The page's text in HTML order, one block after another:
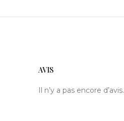
AVIS
Il n’y a pas encore d’avis.